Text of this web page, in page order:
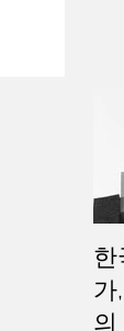
한
가
의